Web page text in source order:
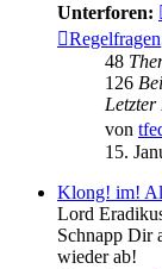
Unterforen:
Regelfragen
48
126
Letzter
von
15.
Klong! im!
Lord
Schnapp Dir
wieder ab!